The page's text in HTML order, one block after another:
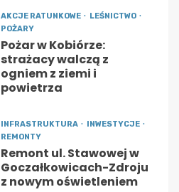
AKCJE RATUNKOWE
LEŚNICTWO
POŻARY
Pożar w Kobiórze:
strażacy walczą z
ogniem z ziemi i
powietrza
INFRASTRUKTURA
INWESTYCJE
REMONTY
Remont ul. Stawowej w
Goczałkowicach-Zdroju
z nowym oświetleniem